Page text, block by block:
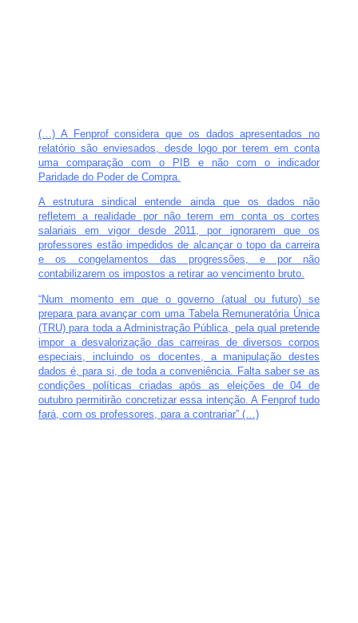
(…) A Fenprof considera que os dados apresentados no
relatório são enviesados, desde logo por terem em conta
uma comparação com o PIB e não com o indicador
Paridade do Poder de Compra.
A estrutura sindical entende ainda que os dados não
refletem a realidade por não terem em conta os cortes
salariais em vigor desde 2011, por ignorarem que os
professores estão impedidos de alcançar o topo da carreira
e os congelamentos das progressões, e por não
contabilizarem os impostos a retirar ao vencimento bruto.
“Num momento em que o governo (atual ou futuro) se
prepara para avançar com uma Tabela Remuneratória Única
(TRU) para toda a Administração Pública, pela qual pretende
impor a desvalorização das carreiras de diversos corpos
especiais, incluindo os docentes, a manipulação destes
dados é, para si, de toda a conveniência. Falta saber se as
condições políticas criadas após as eleições de 04 de
outubro permitirão concretizar essa intenção. A Fenprof tudo
fará, com os professores, para a contrariar” (…)